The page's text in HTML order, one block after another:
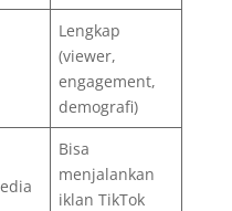
Lengkap
(viewer,
engagement,
demografi)
Bisa
menjalankan
iklan TikTok